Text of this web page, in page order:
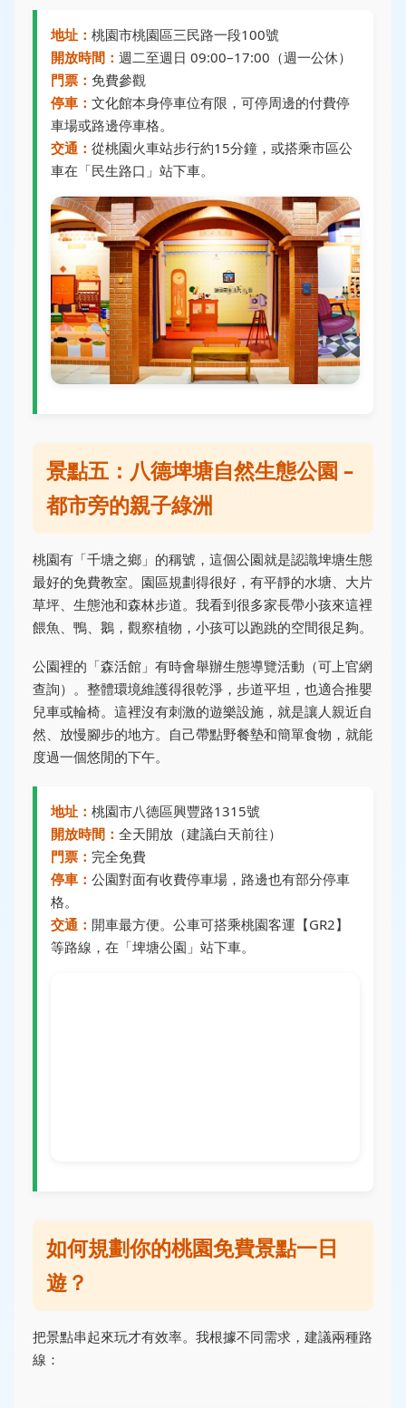
地址： 桃園市桃園區三民路一段100號
開放時間： 週二至週日 09:00–17:00（週一公休）
門票： 免費參觀
停車： 文化館本身停車位有限，可停周邊的付費停
車場或路邊停車格。
交通： 從桃園火車站步行約15分鐘，或搭乘市區公
車在「民生路口」站下車。
景點五：八德埤塘自然生態公園 –
都市旁的親子綠洲
桃園有「千塘之鄉」的稱號，這個公園就是認識埤塘生態
最好的免費教室。園區規劃得很好，有平靜的水塘、大片
草坪、生態池和森林步道。我看到很多家長帶小孩來這裡
餵魚、鴨、鵝，觀察植物，小孩可以跑跳的空間很足夠。
公園裡的「森活館」有時會舉辦生態導覽活動（可上官網
查詢）。整體環境維護得很乾淨，步道平坦，也適合推嬰
兒車或輪椅。這裡沒有刺激的遊樂設施，就是讓人親近自
然、放慢腳步的地方。自己帶點野餐墊和簡單食物，就能
度過一個悠閒的下午。
地址： 桃園市八德區興豐路1315號
開放時間： 全天開放（建議白天前往）
門票： 完全免費
停車： 公園對面有收費停車場，路邊也有部分停車
格。
交通： 開車最方便。公車可搭乘桃園客運【GR2】
等路線，在「埤塘公園」站下車。
如何規劃你的桃園免費景點一日
遊？
把景點串起來玩才有效率。我根據不同需求，建議兩種路
線：